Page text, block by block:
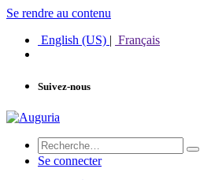
Se rendre au contenu
English (US) | Français
Suivez-nous
Se connecter